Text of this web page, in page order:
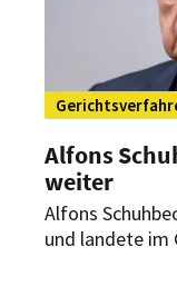
Alfons
weiter
Alfons
und landete im